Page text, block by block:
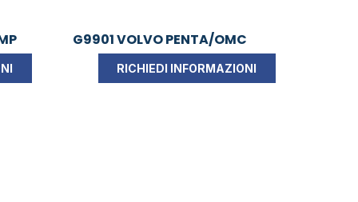
G9901 VOLVO PENTA/OMC
RICHIEDI INFORMAZIONI